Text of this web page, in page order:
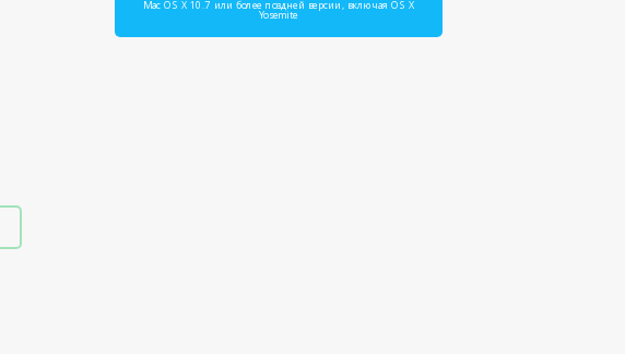
Mac OS X 10.7 или более поздней версии, включая OS X
Yosemite